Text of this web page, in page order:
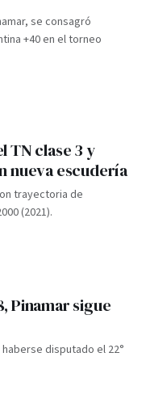
se consagró
+40 en el torneo
TN clase 3 y
nueva escudería
trayectoria de
(2021).
Pinamar sigue
disputado el 22°